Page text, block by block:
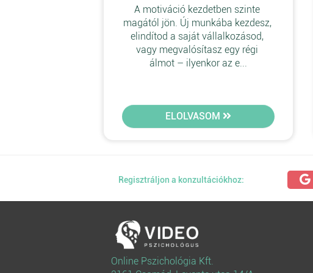
A motiváció kezdetben szinte
magától jön. Új munkába kezdesz,
elindítod a saját vállalkozásod,
vagy megvalósítasz egy régi
álmot – ilyenkor az e...
ELOLVASOM
Regisztráljon a konzultációkhoz:
Online Pszichológia Kft.